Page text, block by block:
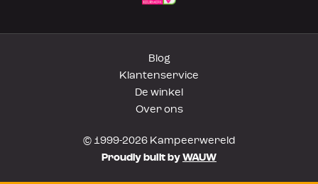
Blog
Klantenservice
De winkel
Over ons
© 1999-2026 Kampeerwereld
Proudly built by WAUW